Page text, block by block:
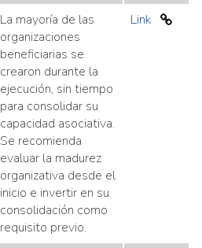
La mayoría de las
organizaciones
beneficiarias se
crearon durante la
ejecución, sin tiempo
para consolidar su
capacidad asociativa.
Se recomienda
evaluar la madurez
organizativa desde el
inicio e invertir en su
consolidación como
requisito previo.
Link